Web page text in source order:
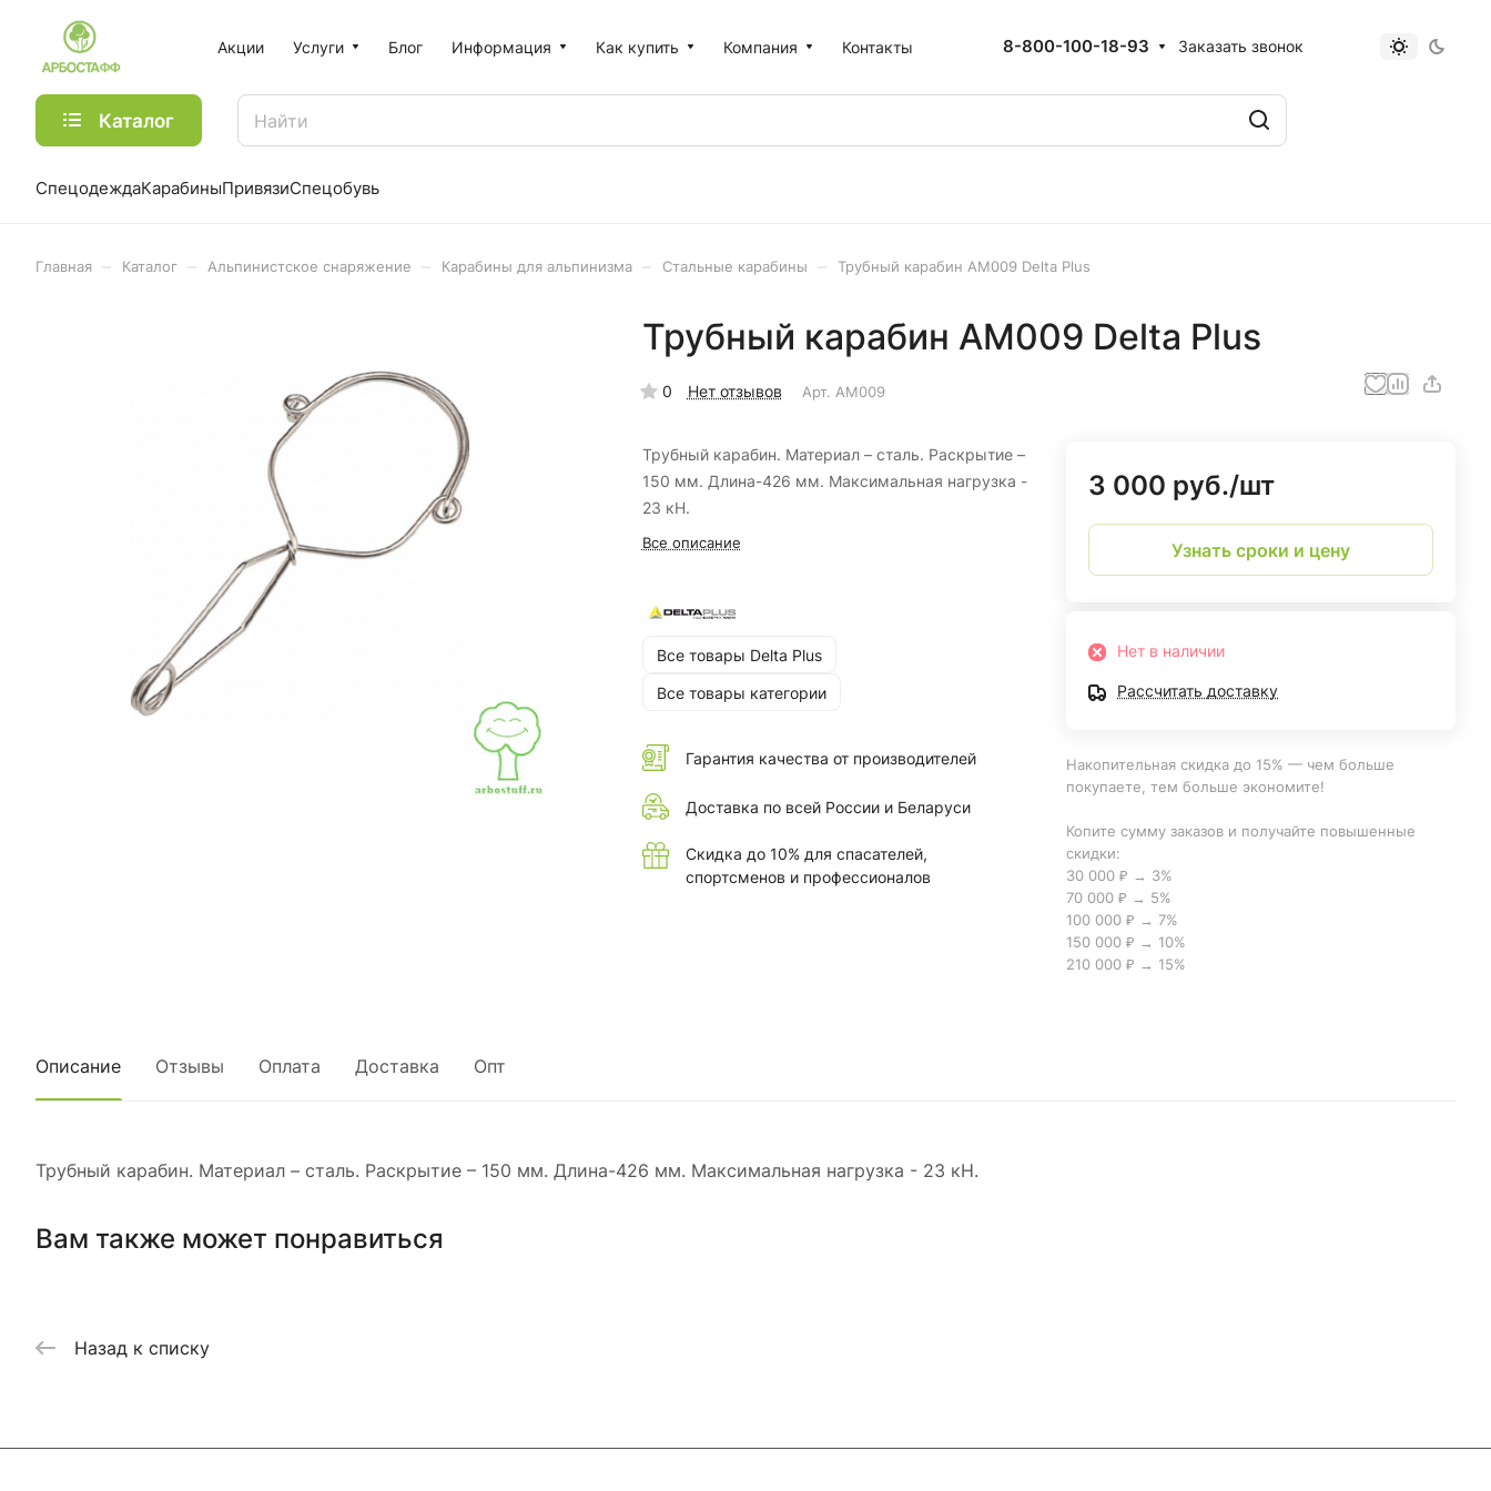
Акции Услуги Блог Информация Как купить Компания Контакты 8-800-100-18-93 Заказать звонок
Каталог
СпецодеждаКарабиныПривязиСпецобувь
Главная Каталог Альпинистское снаряжение Карабины для альпинизма Стальные карабины Трубный карабин AM009 Delta Plus
Трубный карабин AM009 Delta Plus
0 Нет отзывов Арт. AM009
Трубный карабин. Материал – сталь. Раскрытие –
150 мм. Длина-426 мм. Максимальная нагрузка -
23 кН.
Все описание
Все товары Delta Plus
Все товары категории
Гарантия качества от производителей
Доставка по всей России и Беларуси
Скидка до 10% для спасателей,
спортсменов и профессионалов
3 000 руб./шт
Узнать сроки и цену
Нет в наличии
Рассчитать доставку
Накопительная скидка до 15% — чем больше
покупаете, тем больше экономите!
Копите сумму заказов и получайте повышенные
скидки:
30 000 ₽ → 3%
70 000 ₽ → 5%
100 000 ₽ → 7%
150 000 ₽ → 10%
210 000 ₽ → 15%
Описание Отзывы Оплата Доставка Опт
Трубный карабин. Материал – сталь. Раскрытие – 150 мм. Длина-426 мм. Максимальная нагрузка - 23 кН.
Вам также может понравиться
Назад к списку